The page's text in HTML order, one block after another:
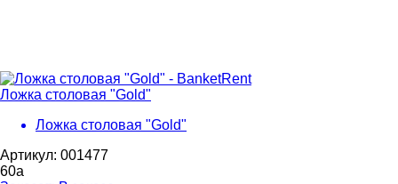
Ложка столовая "Gold"
Ложка столовая "Gold"
Артикул: 001477
60a